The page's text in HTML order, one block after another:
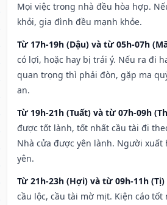
Mọi việc trong nhà đều hòa hợp.
khỏi, gia đình đều mạnh khỏe.
Từ 17h-19h (Dậu) và từ 05h-07h
có lợi, hoặc hay bị trái ý. Nếu ra đi
quan trọng thì phải đòn, gặp ma
an.
Từ 19h-21h (Tuất) và từ 07h-09h
được tốt lành, tốt nhất cầu tài đi
Nhà cửa được yên lành. Người
yên.
Từ 21h-23h (Hợi) và từ 09h-11h (Tị)
cầu lộc, cầu tài mờ mịt. Kiện cáo tốt